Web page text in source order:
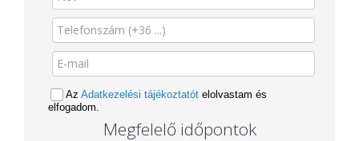
Az Adatkezelési tájékoztatót elolvastam és
elfogadom.
Megfelelő időpontok